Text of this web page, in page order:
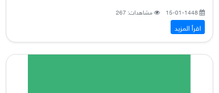
مشاهدات: 267
اقرأ المزيد